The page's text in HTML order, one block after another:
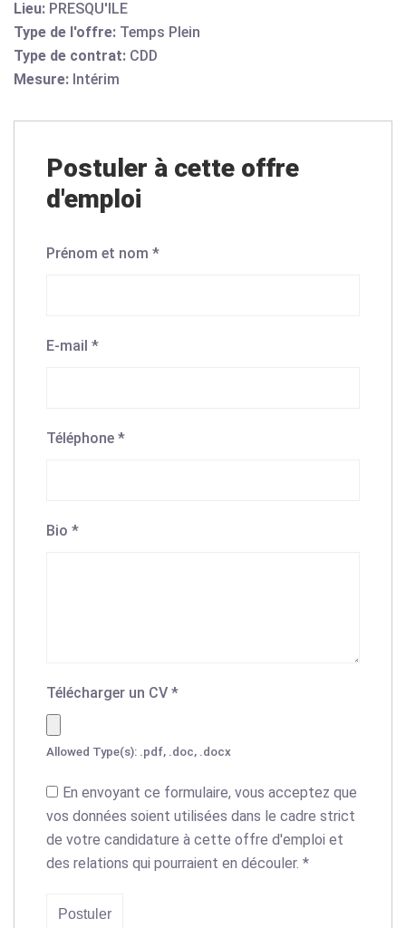
Lieu: PRESQU'ILE
Type de l'offre: Temps Plein
Type de contrat: CDD
Mesure: Intérim
Postuler à cette offre
d'emploi
Prénom et nom *
E-mail *
Téléphone *
Bio *
Télécharger un CV *
Allowed Type(s): .pdf, .doc, .docx
En envoyant ce formulaire, vous acceptez que
vos données soient utilisées dans le cadre strict
de votre candidature à cette offre d'emploi et
des relations qui pourraient en découler. *